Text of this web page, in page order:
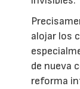
alojar los
de nueva
reforma